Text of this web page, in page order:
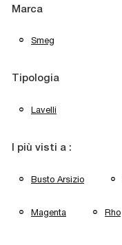
Marca
Smeg
Tipologia
Lavelli
I più visti a :
Busto Arsizio
Magenta Rho